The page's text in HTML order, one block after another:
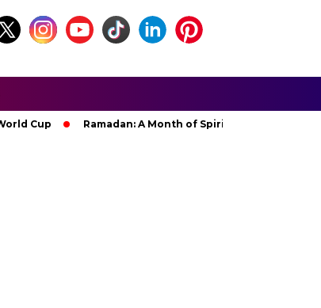
Ramadan: A Month of Spiritual Reflection, Devotion, and